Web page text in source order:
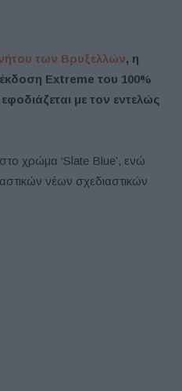
των Βρυξελλών, η
Extreme του 100%
με τον εντελώς
χρώμα ‘Slate Blue’, ενώ
νέων σχεδιαστικών